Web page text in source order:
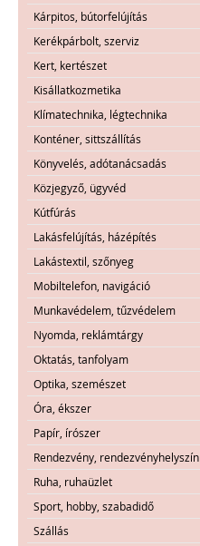
Kárpitos, bútorfelújítás
Kerékpárbolt, szerviz
Kert, kertészet
Kisállatkozmetika
Klímatechnika, légtechnika
Konténer, sittszállítás
Könyvelés, adótanácsadás
Közjegyző, ügyvéd
Kútfúrás
Lakásfelújítás, házépítés
Lakástextil, szőnyeg
Mobiltelefon, navigáció
Munkavédelem, tűzvédelem
Nyomda, reklámtárgy
Oktatás, tanfolyam
Optika, szemészet
Óra, ékszer
Papír, írószer
Rendezvény, rendezvényhelyszín
Ruha, ruhaüzlet
Sport, hobby, szabadidő
Szállás